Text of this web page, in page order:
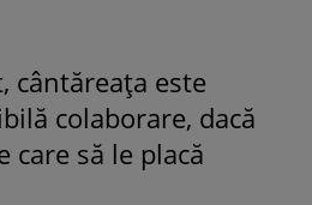
cântăreața este
colaborare, dacă
care să le placă